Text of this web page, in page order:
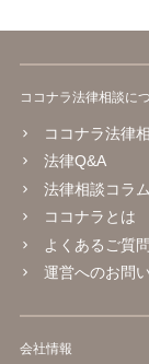
ココナラ法律相談に
ココナラ法律
法律Q&A
法律相談コラム
ココナラとは
よくあるご質問
運営へのお問
会社情報